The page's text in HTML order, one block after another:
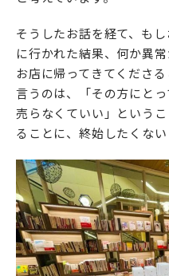
そうしたお話を経て、も
に行かれた結果、何か異
お店に帰ってきてくださ
言うのは、「その方にと
売らなくていい」という
ることに、終始したくない